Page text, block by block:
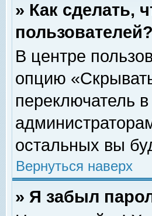
» Как сделать,
пользователей?
В центре
опцию
переключатель
остальных вы
Вернуться наверх
» Я забыл